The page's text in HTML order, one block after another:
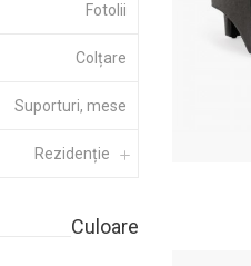
Fotolii
Colțare
Suporturi, mese
Rezidenție
Culoare